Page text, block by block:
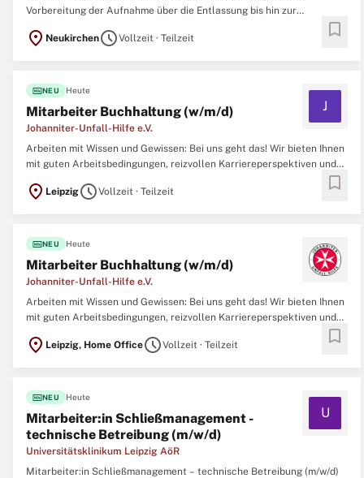
Vorbereitung der Aufnahme über die Entlassung bis hin zur
weitere allgemeine Verwaltungstätigkeiten.
location_on NeukirchenscheduleVollzeit · Teilzeit bookmark
fiber_newNEU Heute
Mitarbeiter Buchhaltung (w/m/d)
Johanniter-Unfall-Hilfe e.V.
J
Arbeiten mit Wissen und Gewissen: Bei uns geht das! Wir bieten Ihnen
mit guten Arbeitsbedingungen, reizvollen Karriereperspektiven und
einer fairen Bezahlung den richtigen Rahmen, in dem Sie langfristig
Ihr Bestes geben können. Getragen von einem starken Teamgeist und
location_on LeipzigscheduleVollzeit · Teilzeit bookmark
fiber_newNEU Heute
Mitarbeiter Buchhaltung (w/m/d)
Johanniter-Unfall-Hilfe e.V.
Arbeiten mit Wissen und Gewissen: Bei uns geht das! Wir bieten Ihnen
mit guten Arbeitsbedingungen, reizvollen Karriereperspektiven und
einer fairen Bezahlung den richtigen Rahmen, in dem Sie langfristig
Ihr Bestes geben können. Getragen von einem starken Teamgeist und
location_on Leipzig, Home OfficescheduleVollzeit · Teilzeit bookmark
fiber_newNEU Heute
Mitarbeiter:in Schließmanagement -
technische Betreibung (m/w/d)
Universitätsklinikum Leipzig AöR
U
Mitarbeiter:in Schließmanagement – technische Betreibung (m/w/d)